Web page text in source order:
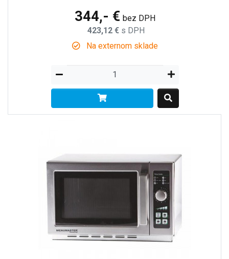
344,- € bez DPH
423,12 € s DPH
Na externom sklade